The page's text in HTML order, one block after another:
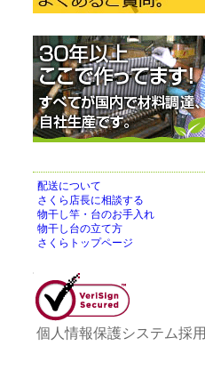
配送について
さくら店長に相談する
物干し竿・台のお手入れ
物干し台の立て方
さくらトップページ
個人情報保護システム採用